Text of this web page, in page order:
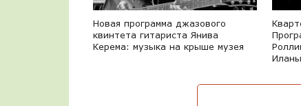
Новая программа джазового
квинтета гитариста Янива
Керема: музыка на крыше музея